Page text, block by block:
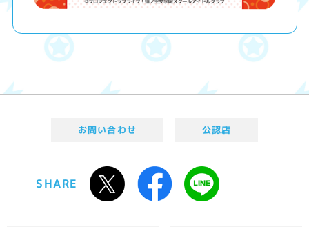
お問い合わせ 公認店
SHARE